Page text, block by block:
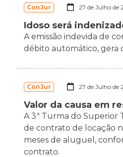
ConJur 27 de Julho de
Idoso será
A emissão indevida de
débito automático, gera
ConJur 27 de Julho de
Valor da causa em
A 3ª Turma do Superior
de contrato de locação
meses de aluguel,
contrato.